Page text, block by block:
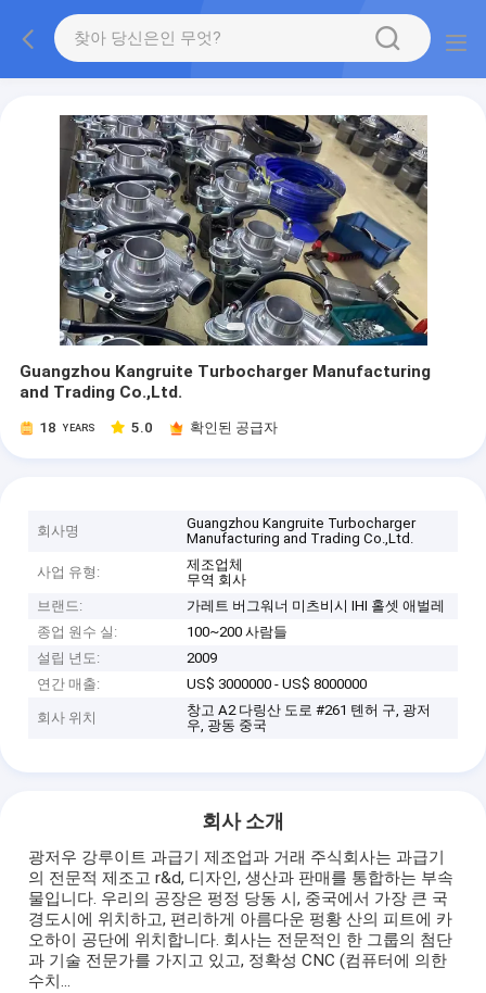
Guangzhou Kangruite Turbocharger Manufacturing
and Trading Co.,Ltd.
18 YEARS 5.0 확인된 공급자
회사명
Guangzhou Kangruite Turbocharger
Manufacturing and Trading Co.,Ltd.
사업 유형:
제조업체
무역 회사
브랜드:
가레트 버그워너 미츠비시 IHI 홀셋 애벌레
종업 원수 실:
100~200 사람들
설립 년도:
2009
연간 매출:
US$ 3000000 - US$ 8000000
회사 위치
창고 A2 다링산 도로 #261 톈허 구, 광저
우, 광동 중국
회사 소개
광저우 강루이트 과급기 제조업과 거래 주식회사는 과급기
의 전문적 제조고 r&d, 디자인, 생산과 판매를 통합하는 부속
물입니다. 우리의 공장은 펑정 당동 시, 중국에서 가장 큰 국
경도시에 위치하고, 편리하게 아름다운 펑황 산의 피트에 카
오하이 공단에 위치합니다. 회사는 전문적인 한 그룹의 첨단
과 기술 전문가를 가지고 있고, 정확성 CNC (컴퓨터에 의한
수치...